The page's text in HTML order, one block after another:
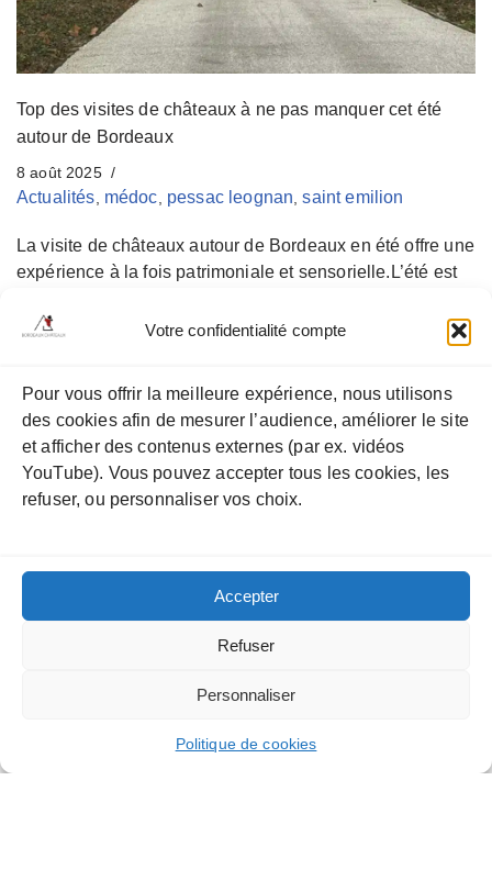
Votre confidentialité compte
Pour vous offrir la meilleure expérience, nous utilisons
des cookies afin de mesurer l’audience, améliorer le site
et afficher des contenus externes (par ex. vidéos
YouTube). Vous pouvez accepter tous les cookies, les
refuser, ou personnaliser vos choix.
Accepter
Refuser
Personnaliser
Politique de cookies
Top des visites de châteaux à ne pas manquer cet été
autour de Bordeaux
8 août 2025
Actualités médoc pessac leognan ,saint emilion
La visite de châteaux autour de Bordeaux en été offre une
expérience à la fois patrimoniale et sensorielle.L’été est
bordelais. Les journées sont longues, la lumière sublime
Bordeaux-chateaux.com vous propose une sélection de
visites de châteaux à ne pas manquer. Une expérience
unique : la balade…Lire la suite »